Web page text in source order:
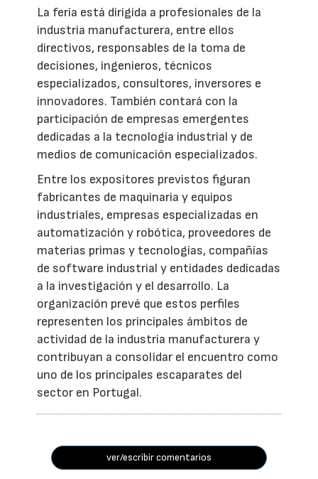
La feria está dirigida a profesionales de la
industria manufacturera, entre ellos
directivos, responsables de la toma de
decisiones, ingenieros, técnicos
especializados, consultores, inversores e
innovadores. También contará con la
participación de empresas emergentes
dedicadas a la tecnología industrial y de
medios de comunicación especializados.
Entre los expositores previstos figuran
fabricantes de maquinaria y equipos
industriales, empresas especializadas en
automatización y robótica, proveedores de
materias primas y tecnologías, compañías
de software industrial y entidades dedicadas
a la investigación y el desarrollo. La
organización prevé que estos perfiles
representen los principales ámbitos de
actividad de la industria manufacturera y
contribuyan a consolidar el encuentro como
uno de los principales escaparates del
sector en Portugal.
ver/escribir comentarios